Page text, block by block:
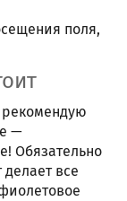
поля,
рекомендую
—
Обязательно
все